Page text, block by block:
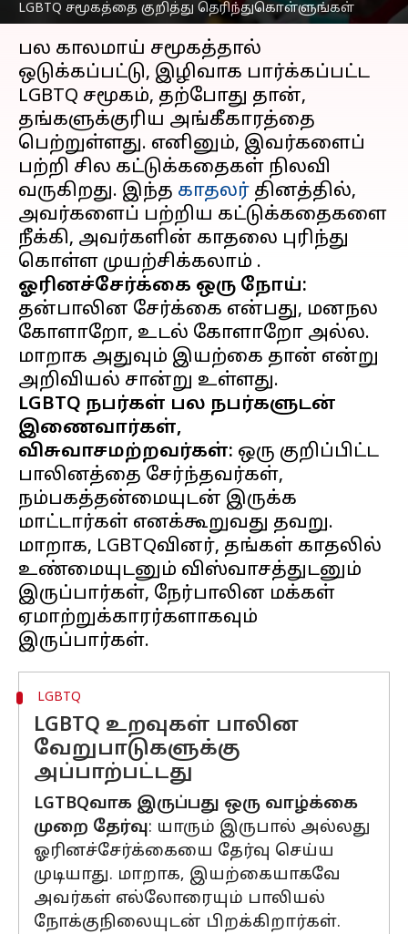
LGBTQ சமூகத்தை குறித்து தெரிந்துகொள்ளுங்கள்
செய்தி முன்னோட்டம்
பல காலமாய் சமூகத்தால்
ஒடுக்கப்பட்டு, இழிவாக பார்க்கப்பட்ட
LGBTQ சமூகம், தற்போது தான்,
தங்களுக்குரிய அங்கீகாரத்தை
பெற்றுள்ளது. எனினும், இவர்களைப்
பற்றி சில கட்டுக்கதைகள் நிலவி
வருகிறது. இந்த காதலர் தினத்தில்,
அவர்களைப் பற்றிய கட்டுக்கதைகளை
நீக்கி, அவர்களின் காதலை புரிந்து
ஓரினச்சேர்க்கை ஒரு நோய்:
தன்பாலின சேர்க்கை என்பது, மனநல
கோளாறோ, உடல் கோளாறோ அல்ல.
மாறாக அதுவும் இயற்கை தான் என்று
LGBTQ நபர்கள் பல நபர்களுடன்
இணைவார்கள்,
விசுவாசமற்றவர்கள்: ஒரு குறிப்பிட்ட
பாலினத்தை சேர்ந்தவர்கள்,
நம்பகத்தன்மையுடன் இருக்க
மாட்டார்கள் எனக்கூறுவது தவறு.
மாறாக, LGBTQவினர், தங்கள் காதலில்
உண்மையுடனும் விஸ்வாசத்துடனும்
இருப்பார்கள், நேர்பாலின மக்கள்
ஏமாற்றுக்காரர்களாகவும்
LGBTQ
LGBTQ உறவுகள் பாலின
வேறுபாடுகளுக்கு
அப்பாற்பட்டது
LGTBQவாக இருப்பது ஒரு வாழ்க்கை
முறை தேர்வு: யாரும் இருபால் அல்லது
ஓரினச்சேர்க்கையை தேர்வு செய்ய
முடியாது. மாறாக, இயற்கையாகவே
அவர்கள் எல்லோரையும் பாலியல்
நோக்குநிலையுடன் பிறக்கிறார்கள்.